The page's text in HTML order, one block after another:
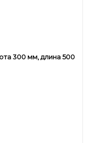
300 мм, длина 500